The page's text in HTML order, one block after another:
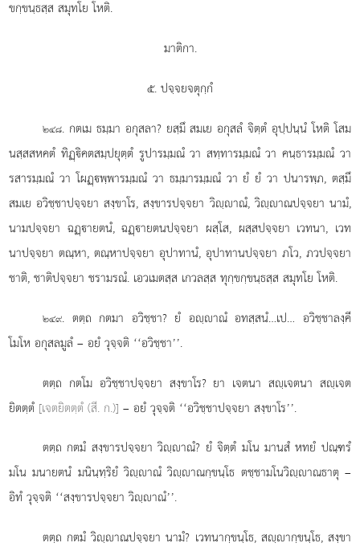
ขกฺขนฺธสฺส สมุทโย โหติ.
มาติกา.
๕. ปจฺจยจตุกฺกํ
๒๔๘. กตเม ธมฺมา อกุสลา? ยสฺมึ สมเย อกุสลํ จิตฺตํ อุปฺปนฺนํ โหติ โสม
นสฺสสหคตํ ทิฏฺิคตสมฺปยุตฺตํ รูปารมฺมณํ วา สทฺทารมฺมณํ วา คนฺธารมฺมณํ วา
รสารมฺมณํ วา โผฏฺพฺพารมฺมณํ วา ธมฺมารมฺมณํ วา ยํ ยํ วา ปนารพฺภ, ตสฺมึ
สมเย อวิชฺชาปจฺจยา สงฺขาโร, สงฺขารปจฺจยา วิฺาณํ, วิฺาณปจฺจยา นามํ,
นามปจฺจยา ฉฏฺายตนํ, ฉฏฺายตนปจฺจยา ผสฺโส, ผสฺสปจฺจยา เวทนา, เวท
นาปจฺจยา ตณฺหา, ตณฺหาปจฺจยา อุปาทานํ, อุปาทานปจฺจยา ภโว, ภวปจฺจยา
ชาติ, ชาติปจฺจยา ชรามรณํ. เอวเมตสฺส เกวลสฺส ทุกฺขกฺขนฺธสฺส สมุทโย โหติ.
๒๔๙. ตตฺถ กตมา อวิชฺชา? ยํ อฺาณํ อทสฺสนํ…เป… อวิชฺชาลงฺคี
โมโห อกุสลมูลํ – อยํ วุจฺจติ ‘‘อวิชฺชา’’.
ตตฺถ กตโม อวิชฺชาปจฺจยา สงฺขาโร? ยา เจตนา สฺเจตนา สฺเจต
ยิตตฺตํ [เจตยิตตฺตํ (สี. ก.)] – อยํ วุจฺจติ ‘‘อวิชฺชาปจฺจยา สงฺขาโร’’.
ตตฺถ กตมํ สงฺขารปจฺจยา วิฺาณํ? ยํ จิตฺตํ มโน มานสํ หทยํ ปณฺฑรํ
มโน มนายตนํ มนินฺทฺริยํ วิฺาณํ วิฺาณกฺขนฺโธ ตชฺชามโนวิฺาณธาตุ –
อิทํ วุจฺจติ ‘‘สงฺขารปจฺจยา วิฺาณํ’’.
ตตฺถ กตมํ วิฺาณปจฺจยา นามํ? เวทนากฺขนฺโธ, สฺากฺขนฺโธ, สงฺขา